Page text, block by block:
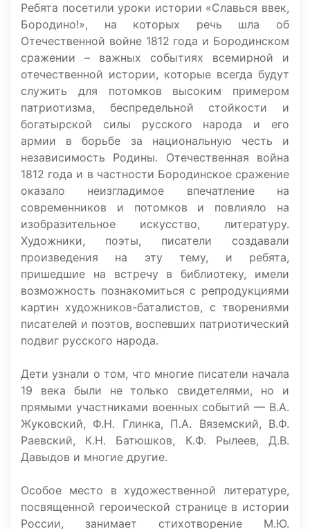
Ребята посетили уроки истории «Славься ввек,
Бородино!», на которых речь шла об
Отечественной войне 1812 года и Бородинском
сражении – важных событиях всемирной и
отечественной истории, которые всегда будут
служить для потомков высоким примером
патриотизма, беспредельной стойкости и
богатырской силы русского народа и его
армии в борьбе за национальную честь и
независимость Родины. Отечественная война
1812 года и в частности Бородинское сражение
оказало неизгладимое впечатление на
современников и потомков и повлияло на
изобразительное искусство, литературу.
Художники, поэты, писатели создавали
произведения на эту тему, и ребята,
пришедшие на встречу в библиотеку, имели
возможность познакомиться с репродукциями
картин художников-баталистов, с творениями
писателей и поэтов, воспевших патриотический
подвиг русского народа.
Дети узнали о том, что многие писатели начала
19 века были не только свидетелями, но и
прямыми участниками военных событий — В.А.
Жуковский, Ф.Н. Глинка, П.А. Вяземский, В.Ф.
Раевский, К.Н. Батюшков, К.Ф. Рылеев, Д.В.
Давыдов и многие другие.
Особое место в художественной литературе,
посвященной героической странице в истории
России, занимает стихотворение М.Ю.